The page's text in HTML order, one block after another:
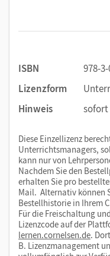
ISBN
978-
Lizenzform
Hinweis
Diese Einzellizenz
Unterrichtsmanagers,
kann nur von
Nachdem Sie den
erhalten Sie pro
Mail. Alternativ können
Bestellhistorie in Ihrem
Für die Freischaltung
Lizenzcode auf der
lernen.cornelsen.de.
B. Lizenzmanagement